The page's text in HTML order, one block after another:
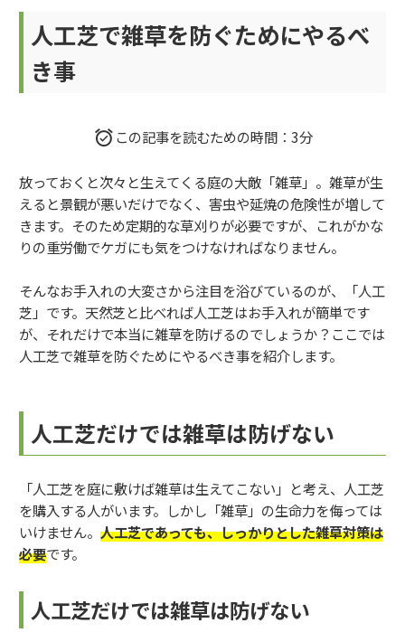
人工芝で雑草を防ぐためにやるべ
き事
この記事を読むための時間：3分
放っておくと次々と生えてくる庭の大敵「雑草」。雑草が生
えると景観が悪いだけでなく、害虫や延焼の危険性が増して
きます。そのため定期的な草刈りが必要ですが、これがかな
りの重労働でケガにも気をつけなければなりません。
そんなお手入れの大変さから注目を浴びているのが、「人工
芝」です。天然芝と比べれば人工芝はお手入れが簡単です
が、それだけで本当に雑草を防げるのでしょうか？ここでは
人工芝で雑草を防ぐためにやるべき事を紹介します。
人工芝だけでは雑草は防げない
「人工芝を庭に敷けば雑草は生えてこない」と考え、人工芝
を購入する人がいます。しかし「雑草」の生命力を侮っては
いけません。 人工芝であっても、しっかりとした雑草対策は
必要です。
人工芝だけでは雑草は防げない